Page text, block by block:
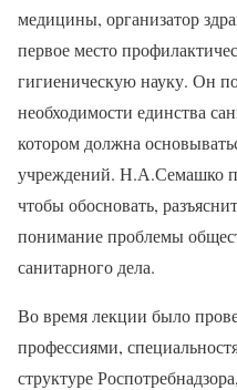
медицины, организатор
первое место
гигиеническую науку. Он
необходимости единства
котором должна
учреждений. Н.А.Семашко
чтобы обосновать,
понимание проблемы
санитарного дела.
Во время лекции было
профессиями,
структуре